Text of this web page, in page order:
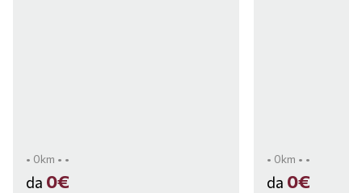
• 0km • •
da 0€
• 0km • •
da 0€